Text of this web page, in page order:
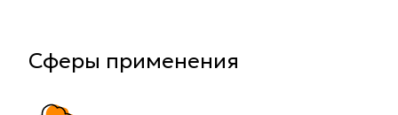
Сферы применения